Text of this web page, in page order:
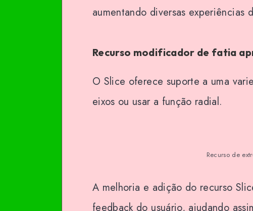
aumentando diversas experiências
Recurso modificador de fatia
O Slice oferece suporte a uma
eixos ou usar a função radial.
Recurso de
A melhoria e adição do recurso
feedback do usuário, ajudando